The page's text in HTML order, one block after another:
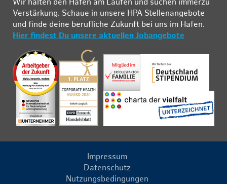
Wir hal­ten den Ha­fen am Lau­fen und su­chen im­mer­zu
Ver­stär­kung. Schau­e in un­se­re HPA Stel­len­an­ge­bo­te
und fin­de deine be­ruf­li­che Zu­kunft bei uns im Ha­fen.
Hier findest Du unsere aktuellen Jobangebote
Impressum
Datenschutz
Nutzungsbedingungen